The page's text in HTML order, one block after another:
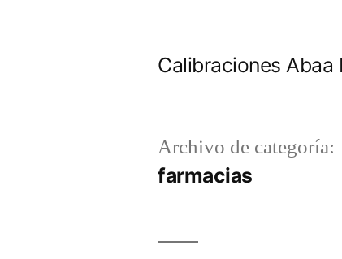
Calibraciones Abaa
Archivo de categoría:
farmacias